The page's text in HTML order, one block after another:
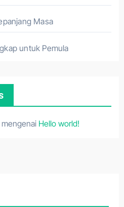
Masa
untuk Pemula
Hello world!